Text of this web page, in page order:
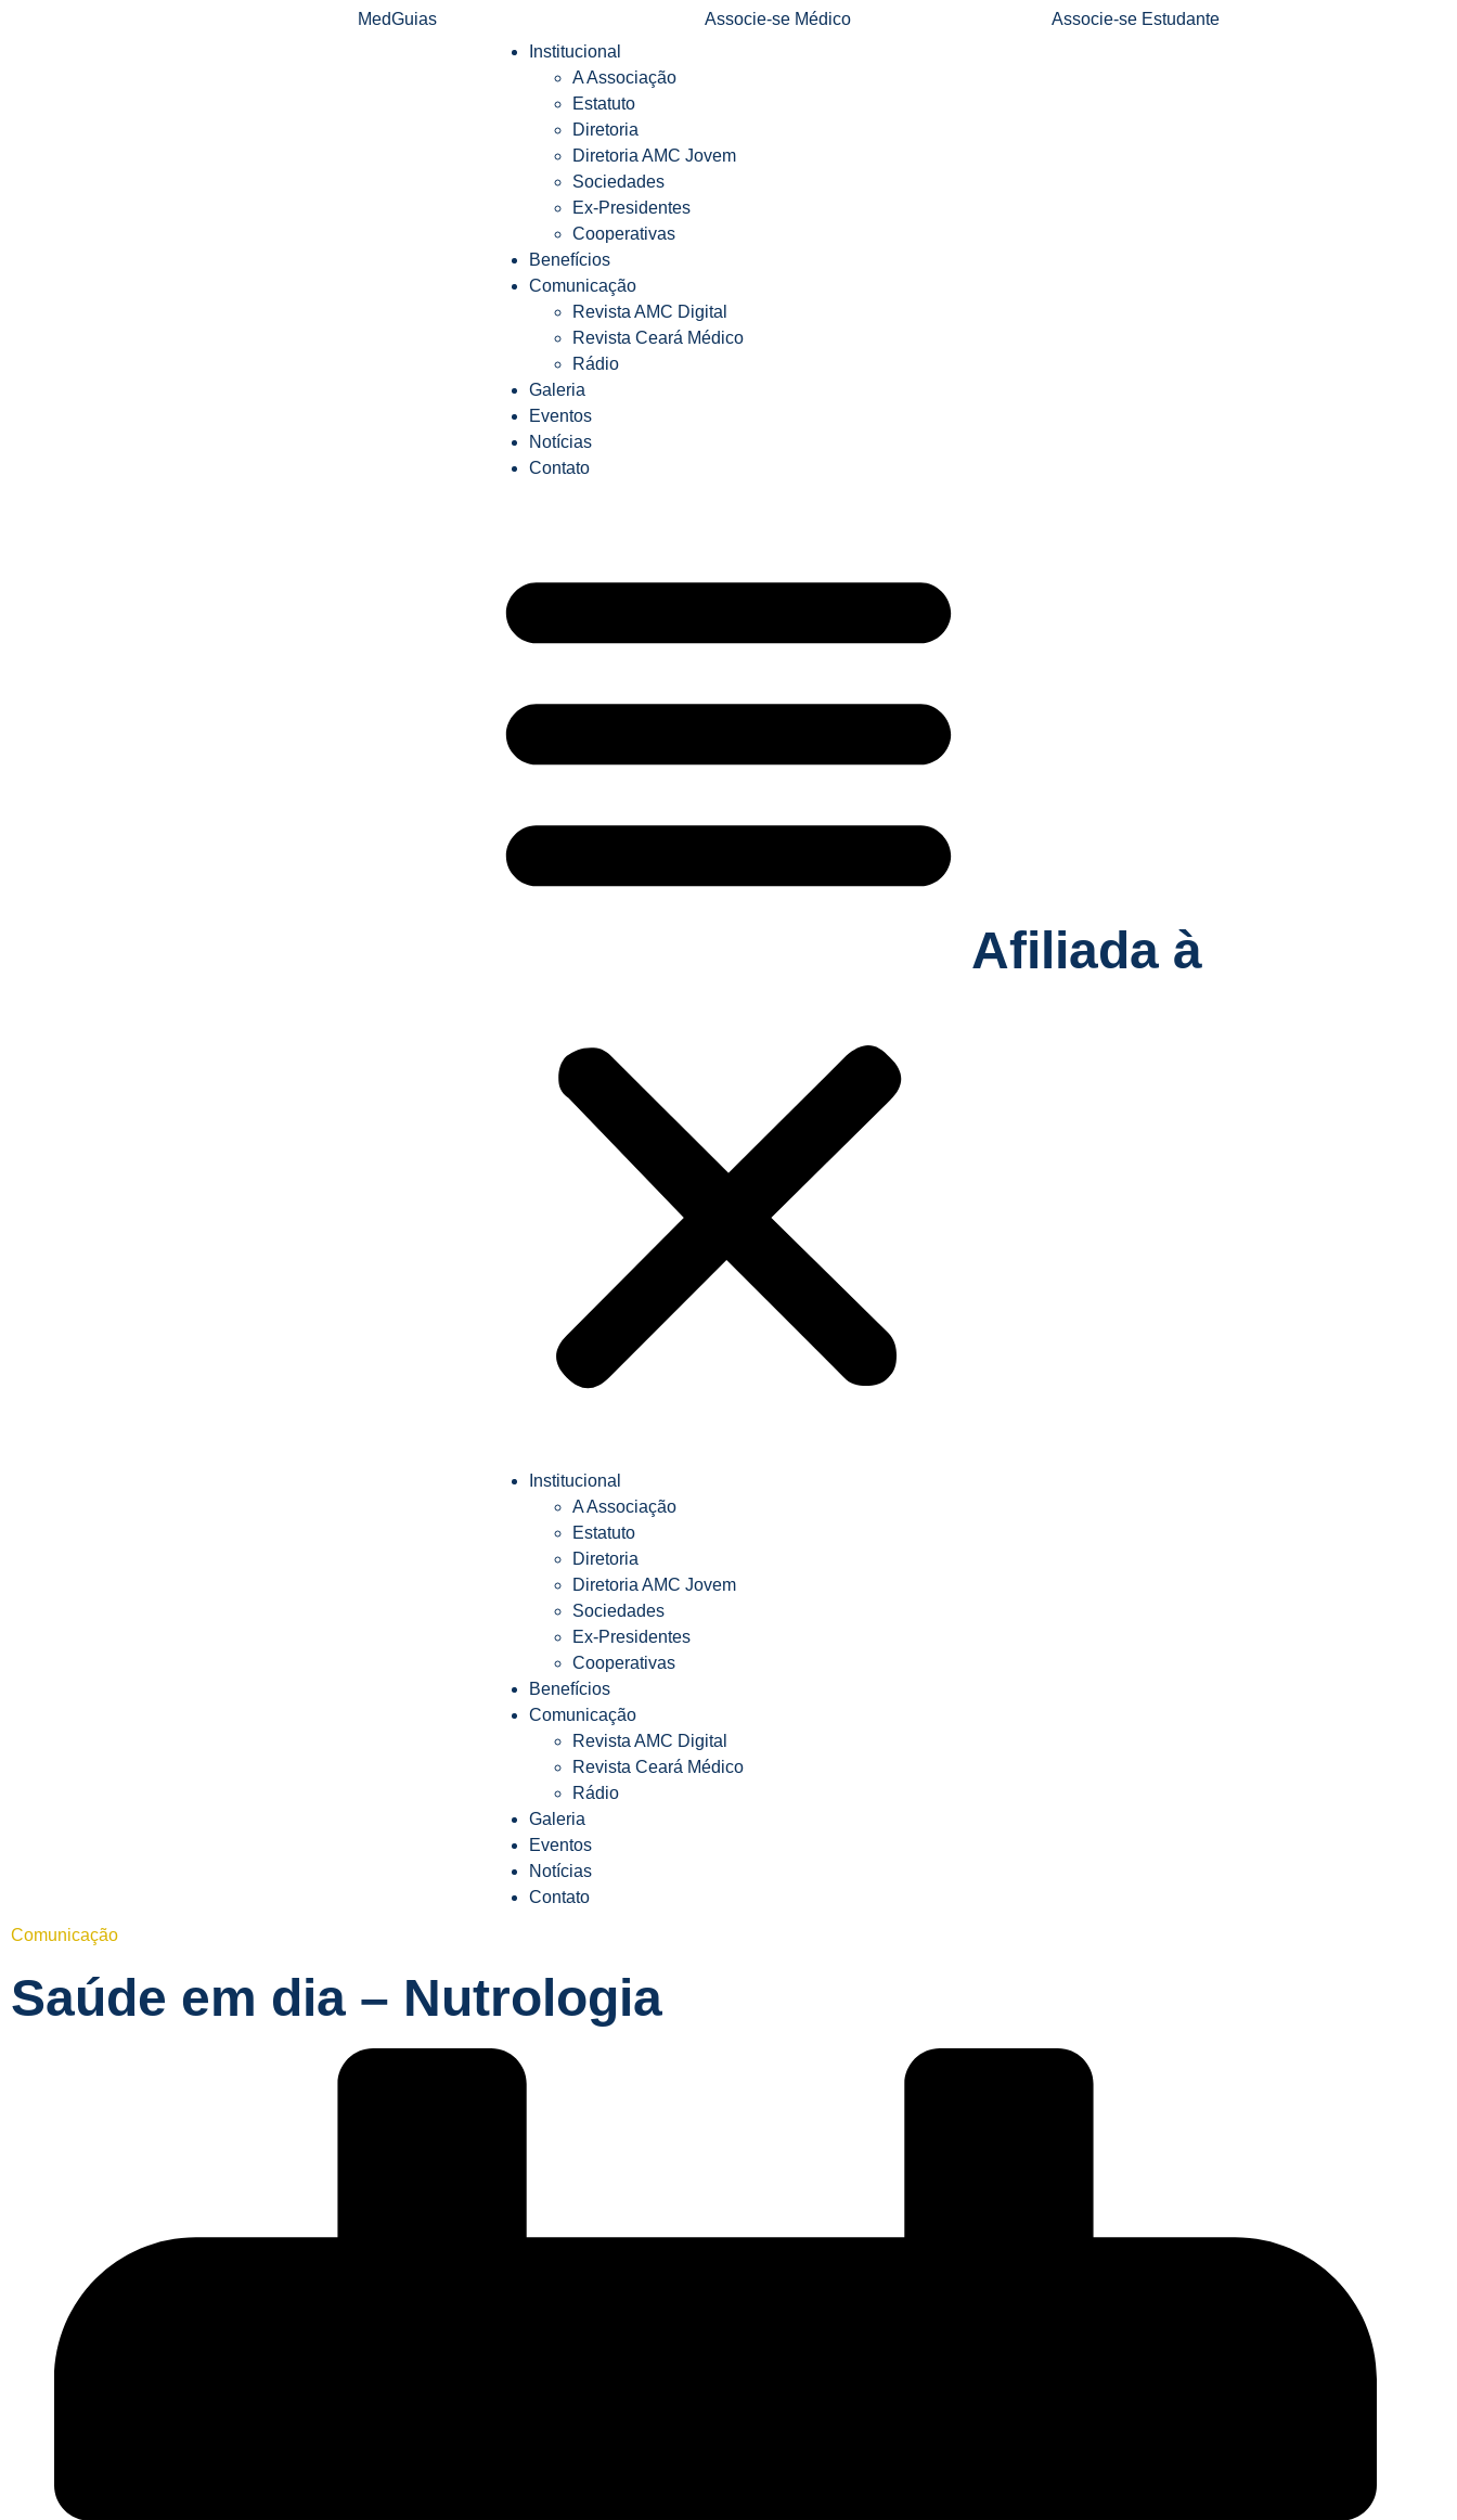
MedGuias Associe-se Médico
Associe-se Estudante
Institucional
A Associação
Estatuto
Diretoria
Diretoria AMC Jovem
Sociedades
Ex-Presidentes
Cooperativas
Benefícios
Comunicação
Revista AMC Digital
Revista Ceará Médico
Rádio
Galeria
Eventos
Notícias
Contato
Institucional
A Associação
Estatuto
Diretoria
Diretoria AMC Jovem
Sociedades
Ex-Presidentes
Cooperativas
Benefícios
Comunicação
Revista AMC Digital
Revista Ceará Médico
Rádio
Galeria
Eventos
Notícias
Contato
Afiliada à
Comunicação
Saúde em dia – Nutrologia